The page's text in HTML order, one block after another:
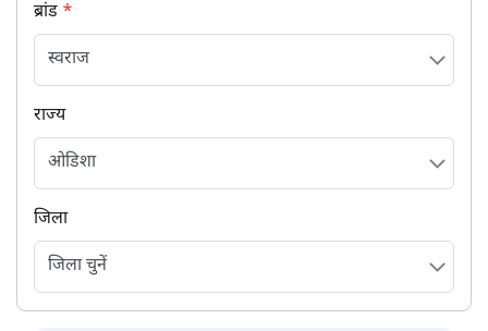
ब्रांड *
राज्य
जिला